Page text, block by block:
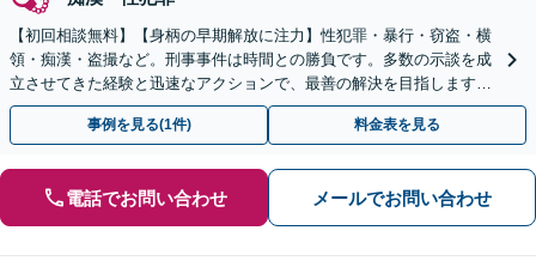
【初回相談無料】【身柄の早期解放に注力】性犯罪・暴行・窃盗・横
領・痴漢・盗撮など。刑事事件は時間との勝負です。多数の示談を成
立させてきた経験と迅速なアクションで、最善の解決を目指します
【新静岡駅直結】【夜間・休日相談可】
事例を見る(1件) 料金表を見る
電話でお問い合わせ メールでお問い合わせ